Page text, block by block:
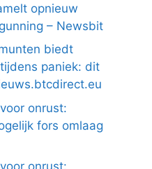
opnieuw
– Newsbit
biedt
paniek: dit
onrust:
fors omlaag